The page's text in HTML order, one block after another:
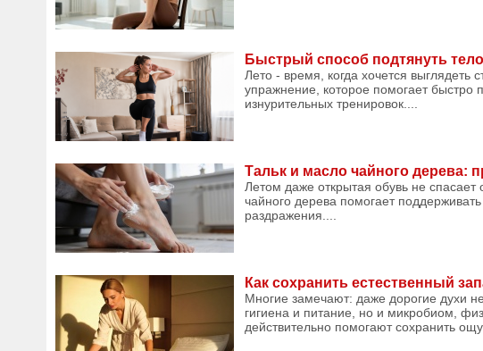
Быстрый способ подтянуть
Лето - время, когда хочется выглядеть
упражнение, которое помогает быстро
изнурительных тренировок....
Тальк и масло чайного дерева:
Летом даже открытая обувь не спасает
чайного дерева помогает
раздражения....
Как сохранить естественный
Многие замечают: даже дорогие духи
гигиена и питание, но и микробиом,
действительно помогают сохранить